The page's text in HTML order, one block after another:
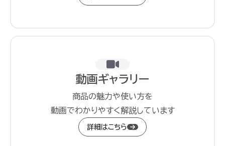
動画ギャラリー
商品の魅力や使い方を
動画でわかりやすく解説しています
詳細はこちら